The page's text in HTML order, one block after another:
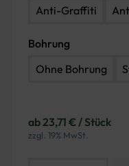
Anti-Graffiti
Bohrung
Ohne Bohrung
ab 23,71 € / Stück
zzgl. 19% MwSt.